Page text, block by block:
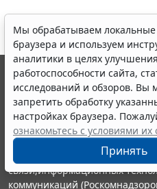
Мы обрабатываем
браузера и используем
аналитики в целях
работоспособности сайта,
исследований и обзоров. Вы
запретить обработку
настройках браузера.
ознакомьтесь с условиями их
Принять
© ООО "НПП "ГАРАНТ-СЕРВИС",
выпускается с 1990 года.
являются участниками
информации ГАРАНТ.
Портал ГАРАНТ.РУ
издания Федеральной
связи,информационных
коммуникаций